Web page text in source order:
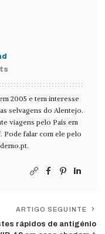
2005 e tem interesse
selvagens do Alentejo.
viagens pelo País em
Pode falar com ele pelo
.
ARTIGO SEGUINTE
rápidos de antigénio